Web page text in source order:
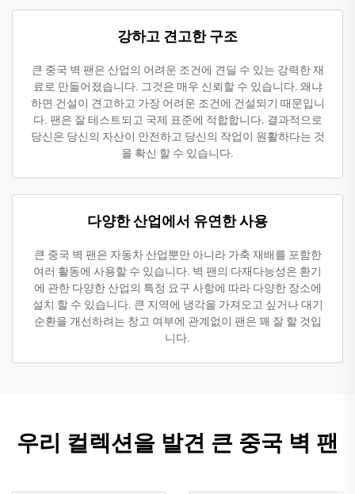
강하고 견고한 구조
큰 중국 벽 팬은 산업의 어려운 조건에 견딜 수 있는 강력한 재
료로 만들어졌습니다. 그것은 매우 신뢰할 수 있습니다. 왜냐
하면 건설이 견고하고 가장 어려운 조건에 건설되기 때문입니
다. 팬은 잘 테스트되고 국제 표준에 적합합니다. 결과적으로
당신은 당신의 자산이 안전하고 당신의 작업이 원활하다는 것
을 확신 할 수 있습니다.
다양한 산업에서 유연한 사용
큰 중국 벽 팬은 자동차 산업뿐만 아니라 가축 재배를 포함한
여러 활동에 사용할 수 있습니다. 벽 팬의 다재다능성은 환기
에 관한 다양한 산업의 특정 요구 사항에 따라 다양한 장소에
설치 할 수 있습니다. 큰 지역에 냉각을 가져오고 싶거나 대기
순환을 개선하려는 창고 여부에 관계없이 팬은 꽤 잘 할 것입
니다.
우리 컬렉션을 발견 큰 중국 벽 팬